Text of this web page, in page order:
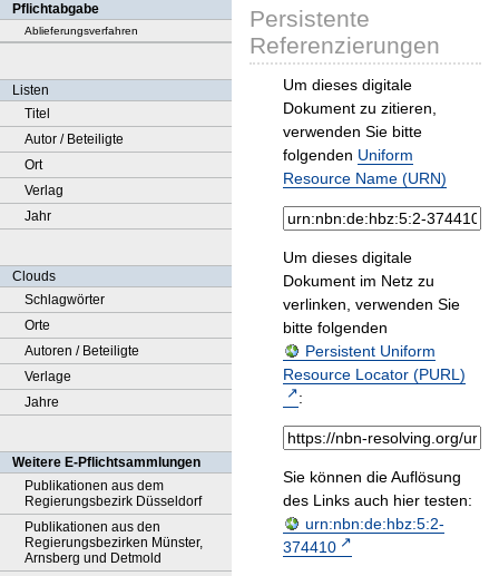
Pflichtabgabe
Ablieferungsverfahren
Listen
Titel
Autor / Beteiligte
Ort
Verlag
Jahr
Clouds
Schlagwörter
Orte
Autoren / Beteiligte
Verlage
Jahre
Weitere E-Pflichtsammlungen
Publikationen aus dem
Regierungsbezirk Düsseldorf
Publikationen aus den
Regierungsbezirken Münster,
Arnsberg und Detmold
Persistente
Referenzierungen
Um dieses digitale
Dokument zu zitieren,
verwenden Sie bitte
folgenden Uniform
Resource Name (URN)
Um dieses digitale
Dokument im Netz zu
verlinken, verwenden Sie
bitte folgenden
Persistent Uniform
Resource Locator (PURL)
:
Sie können die Auflösung
des Links auch hier testen:
urn:nbn:de:hbz:5:2-
374410